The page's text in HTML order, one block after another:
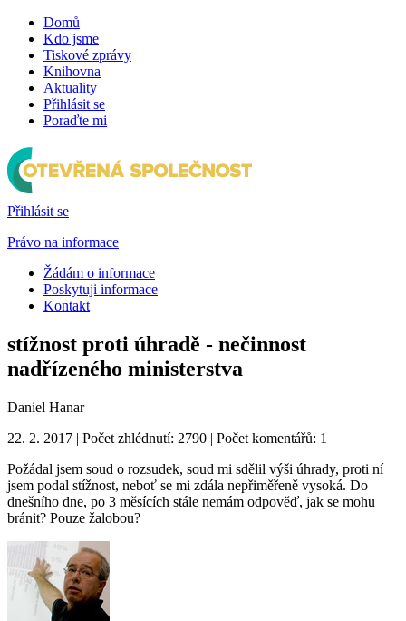
Domů
Kdo jsme
Tiskové zprávy
Knihovna
Aktuality
Přihlásit se
Poraďte mi
Přihlásit se
Právo na informace
Žádám o informace
Poskytuji informace
Kontakt
stížnost proti úhradě - nečinnost
nadřízeného ministerstva
Daniel Hanar
22. 2. 2017 | Počet zhlédnutí: 2790 | Počet komentářů: 1
Požádal jsem soud o rozsudek, soud mi sdělil výši úhrady, proti ní
jsem podal stížnost, neboť se mi zdála nepřiměřeně vysoká. Do
dnešního dne, po 3 měsících stále nemám odpověď, jak se mohu
bránit? Pouze žalobou?